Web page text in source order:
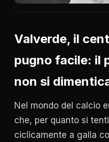
Valverde, il
pugno facile: il
non si
Nel mondo del calcio
che, per quanto si
ciclicamente a galla